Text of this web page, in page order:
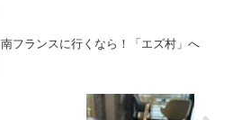
南フランスに行くなら！「エズ村」へ